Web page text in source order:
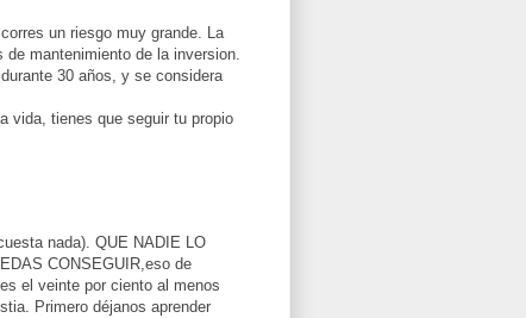
un riesgo muy grande. La
mantenimiento de la inversion.
30 años, y se considera
vida, tienes que seguir tu propio
nada). QUE NADIE LO
CONSEGUIR,eso de
el veinte por ciento al menos
Primero déjanos aprender